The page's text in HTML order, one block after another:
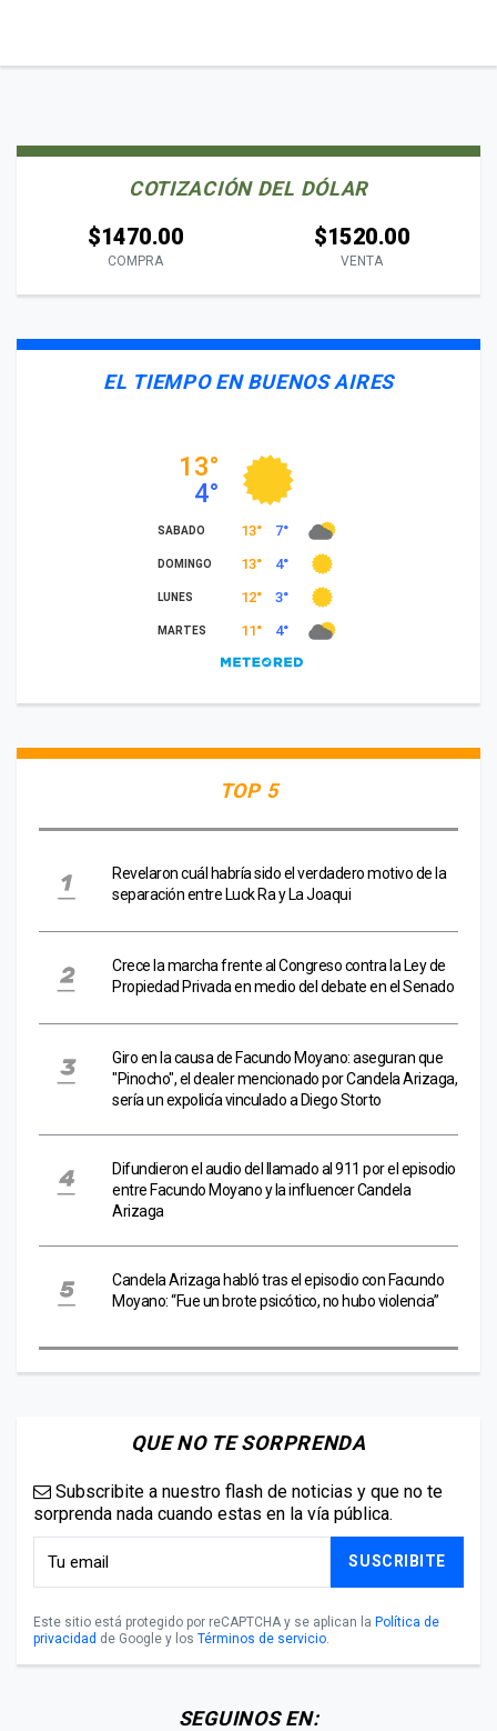
COTIZACIÓN DEL DÓLAR
$1470.00
COMPRA
$1520.00
VENTA
EL TIEMPO EN BUENOS AIRES
TOP 5
Revelaron cuál habría sido el verdadero motivo de la
separación entre Luck Ra y La Joaqui
Crece la marcha frente al Congreso contra la Ley de
Propiedad Privada en medio del debate en el Senado
Giro en la causa de Facundo Moyano: aseguran que
"Pinocho", el dealer mencionado por Candela Arizaga,
sería un expolicía vinculado a Diego Storto
Difundieron el audio del llamado al 911 por el episodio
entre Facundo Moyano y la influencer Candela
Arizaga
Candela Arizaga habló tras el episodio con Facundo
Moyano: “Fue un brote psicótico, no hubo violencia”
QUE NO TE SORPRENDA
Subscribite a nuestro flash de noticias y que no te
sorprenda nada cuando estas en la vía pública.
SUSCRIBITE
Este sitio está protegido por reCAPTCHA y se aplican la Política de
privacidad de Google y los Términos de servicio.
SEGUINOS EN: